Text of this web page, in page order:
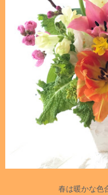
春は暖かな色